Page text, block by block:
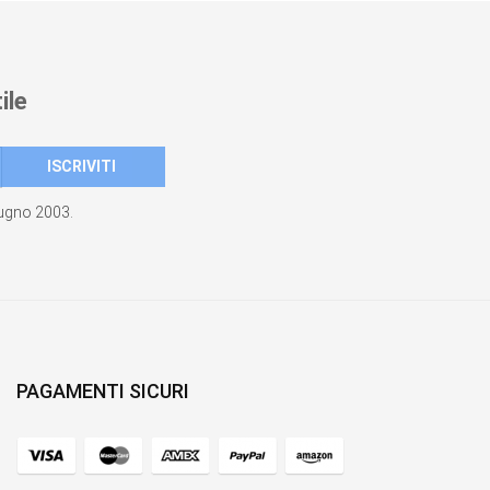
2003.
PAGAMENTI SICURI